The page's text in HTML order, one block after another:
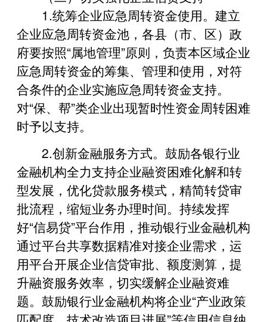
1.统筹企业应急周转资金使用。建立
企业应急周转资金池，各县（市、区）政
府要按照“属地管理”原则，负责本区域企业
应急周转资金的筹集、管理和使用，对符
合条件的企业实施应急周转资金支持。
对“保、帮”类企业出现暂时性资金周转困难
时予以支持。
2.创新金融服务方式。鼓励各银行业
金融机构全力支持企业融资困难化解和转
型发展，优化贷款服务模式，精简转贷审
批流程，缩短业务办理时间。持续发挥
好“信易贷”平台作用，推动银行业金融机构
通过平台共享数据精准对接企业需求，运
用平台开展企业信贷审批、额度测算，提
升融资服务效率，切实缓解企业融资难
题。鼓励银行业金融机构将企业“产业政策